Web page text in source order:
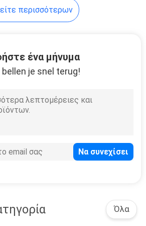
περισσότερων
ένα μήνυμα
bellen je snel terug!
Όλα